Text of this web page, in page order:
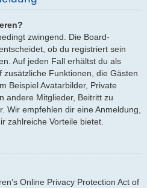
zwingend. Die Board-
ob du registriert sein
Auf jeden Fall erhältst du als
Funktionen, die Gästen
Beispiel Avatarbilder, Private
andere Mitglieder, Beitritt zu
Wir empfehlen dir eine Anmeldung,
zahlreiche Vorteile bietet.
Online Privacy Protection Act of